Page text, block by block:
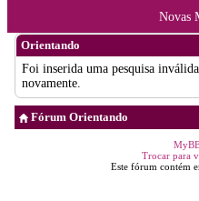
Novas
Orientando
Foi inserida uma pesquisa
novamente.
Fórum Orientando
Trocar para
Este fórum contém